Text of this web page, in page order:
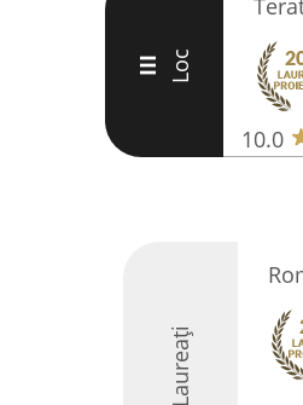
III Loc
10.0
Laureați